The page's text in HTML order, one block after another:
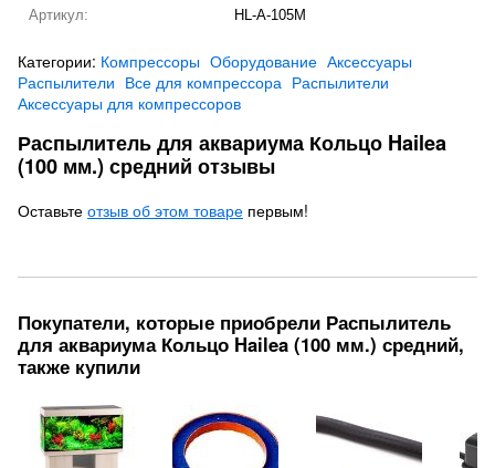
Артикул:
HL-A-105M
Категории: Компрессоры Оборудование Аксессуары
Распылители Все для компрессора Распылители
Аксессуары для компрессоров
Распылитель для аквариума Кольцо Hailea
(100 мм.) средний отзывы
Оставьте отзыв об этом товаре первым!
Покупатели, которые приобрели Распылитель
для аквариума Кольцо Hailea (100 мм.) средний,
также купили